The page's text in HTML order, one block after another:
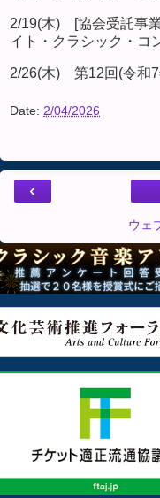
2/19(木) [協会受託事
イト・クラシック・コ
2/26(木) 第12回(令和7
Date: 2/04/2026
‹
ウェ